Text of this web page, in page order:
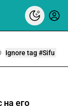
Ignore tag #Sifu
на его